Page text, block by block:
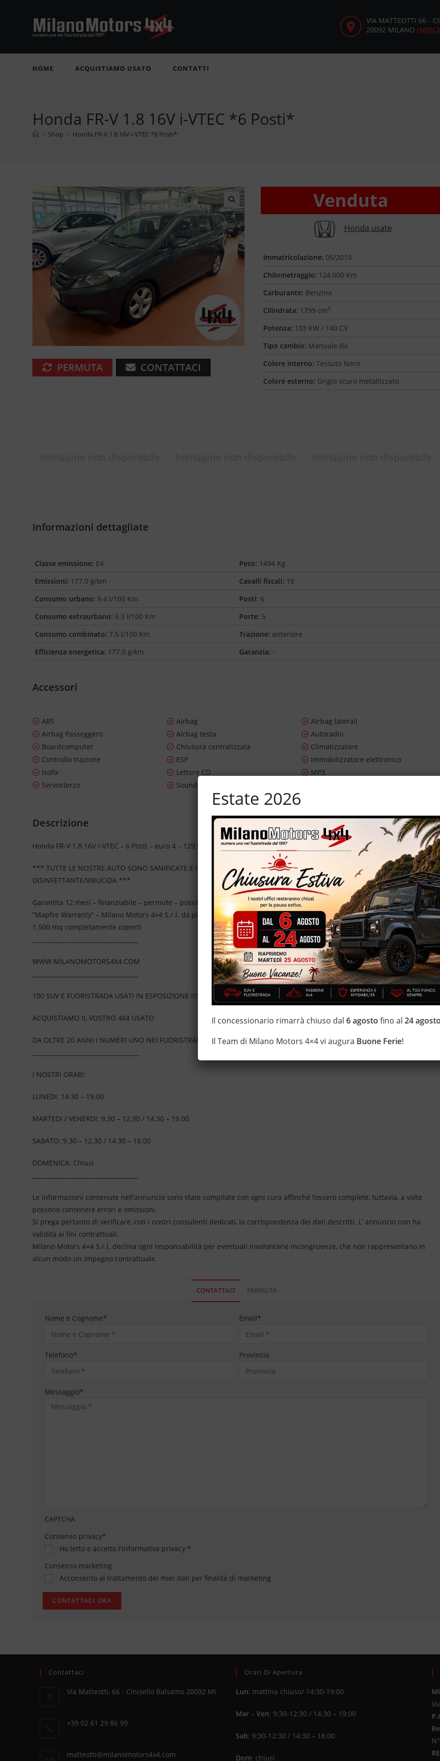
VIA MATTEOTTI 66 -
20092 MILANO
HOME ACQUISTIAMO USATO CONTATTI
Honda FR-V 1.8 16V i-VTEC *6 Posti*
> Shop > Honda FR-V 1.8 16V i-VTEC *6 Posti*
🔍
PERMUTA CONTATTACI
Venduta
Honda usate
Immatricolazione: 05/2010
Chilometraggio: 124.000 Km
Carburante: Benzina
Cilindrata: 1799 cm3
Potenza: 103 KW / 140 CV
Tipo cambio: Manuale (6)
Colore interno: Tessuto Nero
Colore esterno: Grigio scuro metallizzato
Informazioni dettagliate
Classe emissione: E4
Emissioni: 177.0 g/km
Consumo urbano: 9.4 l/100 Km
Consumo extraurbano: 6.3 l/100 Km
Consumo combinato: 7.5 l/100 Km
Efficienza energetica: 177.0 g/km
Peso: 1494 Kg
Cavalli fiscali: 19
Posti: 6
Porte: 5
Trazione: anteriore
Garanzia: -
Accessori
ABS Airbag
Airbag laterali
Airbag Passeggero
Airbag testa
Autoradio
Boardcomputer
Chiusura centralizzata
Climatizzatore
Controllo trazione
ESP
Immobilizzatore elettronico
Isofix
Lettore CD
MP3
Servosterzo
Sound system
Descrizione
Honda FR-V 1.8 16V i-VTEC – 6 Posti – euro 4 – 129.998 km certificati e garantiti – cerchi in lega da 16”
*** TUTTE LE NOSTRE AUTO SONO SANIFICATE E IGIENIZZATE CON TRATTAMENTI DI VAPORE, OZONO E
DISINFETTANTE/VIRUCIDA ***
Garantita 12 mesi – finanziabile – permute – possibilità di estensione della garanzia con i leader del mercato ”Opteven” e
”Mapfre Warranty” – Milano Motors 4×4 S.r.l. da più di 20 anni Numeri Uno Nei Fuoristrada con un’ esposizione da più di
1.500 mq completamente coperti
WWW.MILANOMOTORS4X4.COM
100 SUV E FUORISTRADA USATI IN ESPOSIZIONE !!!
ACQUISTIAMO IL VOSTRO 4X4 USATO
DA OLTRE 20 ANNI I NUMERI UNO NEI FUORISTRADA
I NOSTRI ORARI:
LUNEDI: 14.30 – 19.00
MARTEDI / VENERDI: 9.30 – 12.30 / 14.30 – 19.00
SABATO: 9.30 – 12.30 / 14.30 – 18.00
DOMENICA: Chiusi
Le informazioni contenute nell’annuncio sono state compilate con ogni cura affinché fossero complete, tuttavia, a volte
possono contenere errori e omissioni.
Si prega pertanto di verificare, con i nostri consulenti dedicati, la corrispondenza dei dati descritti. L’ annuncio non ha
validità ai fini contrattuali.
Milano Motors 4×4 S.r.l. declina ogni responsabilità per eventuali involontarie incongruenze, che non rappresentano in
alcun modo un impegno contrattuale.
CONTATTACI PERMUTA
Nome e Cognome* Email*
Telefono* Provincia
Messaggio*
CAPTCHA
Consenso privacy*
Ho letto e accetto l'informativa privacy *
Consenso marketing
Acconsento al trattamento dei miei dati per finalità di marketing
Contattaci
Via Matteotti, 66 - Cinisello Balsamo 20092 MI
a
tab
+39 02 61 29 86 99
your
matteotti@milanomotors4x4.com
Orari Di Apertura
Lun: mattina chiuso/ 14:30-19:00
Mar – Ven: 9:30-12:30 / 14:30 – 19:00
Sab: 9:30-12:30 / 14:30 – 18:00
Dom: chiusi
N°
Estate 2026
Il concessionario rimarrà chiuso dal6 agosto fino al24
Il Team di Milano Motors 4×4 vi augura Buone Ferie!